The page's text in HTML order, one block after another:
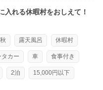
入れる休暇村をおしえて！
秋 露天風呂 休暇村
タカー 車 食事付き
2泊 15,000円以下